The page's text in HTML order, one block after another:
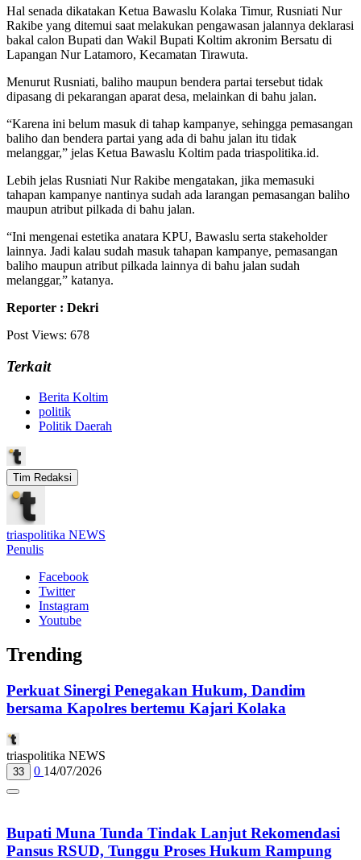
Hal senada dikatakan Ketua Bawaslu Kolaka Timur, Rusniati Nur
Rakibe yang ditemui saat melakukan pengawasan jalannya deklarasi
bakal calon Bupati dan Wakil Bupati Koltim akronim Bersatu di
Lapangan Nur Latamoro, Kecamatan Tirawuta.
Menurut Rusniati, baliho maupun bendera partai tersebut tidak
dipasang di pekarangan aparat desa, melainkan di bahu jalan.
“Karena ini belum masuk di tahap kampanye, sehingga pemasangan
baliho dan bendera partai yang ada di bahu jalan itu tidak
melanggar,” jelas Ketua Bawaslu Koltim pada triaspolitika.id.
Lebih jelas Rusniati Nur Rakibe mengatakan, jika memasuki
tahapan kampanye nantinya sudah ada larangan pemasangan baliho
maupun atribut pilkada di bahu jalan.
“Ini mengenai estetika anatara KPU, Bawaslu serta stakeholder
lainnya. Jadi kalau sudah masuk tahapan kampanye, pemasangan
baliho maupun atribut pilkada lainnya di bahu jalan sudah
melanggar,” katanya.
Reporter : Dekri
Post Views: 678
Terkait
Berita Koltim
politik
Politik Daerah
Tim Redaksi
triaspolitika NEWS
Penulis
Facebook
Twitter
Instagram
Youtube
Trending
Perkuat Sinergi Penegakan Hukum, Dandim
bersama Kapolres bertemu Kajari Kolaka
triaspolitika NEWS
33 0 14/07/2026
Bupati Muna Tunda Tindak Lanjut Rekomendasi
Pansus RSUD, Tunggu Proses Hukum Rampung